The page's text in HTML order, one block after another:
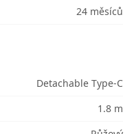
24 měsíců
Detachable Type-C
1.8 m